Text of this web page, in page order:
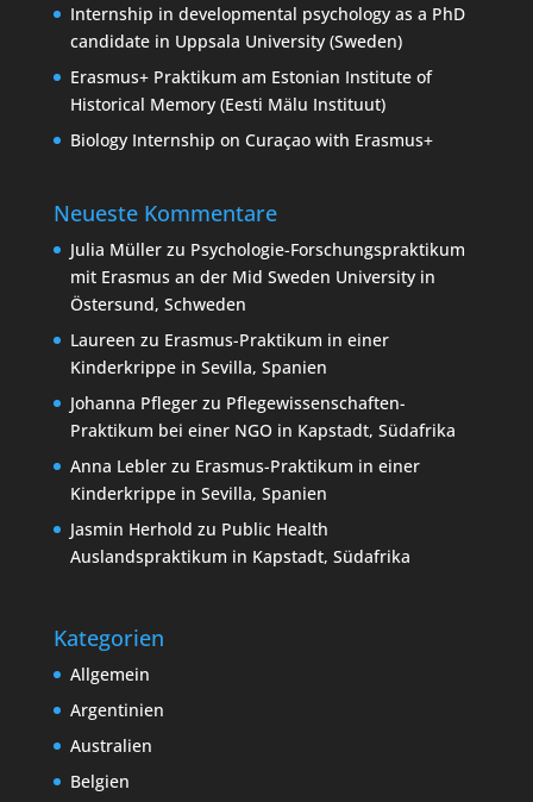
Internship in developmental psychology as a PhD
candidate in Uppsala University (Sweden)
Erasmus+ Praktikum am Estonian Institute of
Historical Memory (Eesti Mälu Instituut)
Biology Internship on Curaçao with Erasmus+
Neueste Kommentare
Julia Müllerzu Psychologie-Forschungspraktikum
mit Erasmus an der Mid Sweden University in
Östersund, Schweden
Laureen zu Erasmus-Praktikum in einer
Kinderkrippe in Sevilla, Spanien
Johanna Pflegerzu Pflegewissenschaften-
Praktikum bei einer NGO in Kapstadt, Südafrika
Anna Leblerzu Erasmus-Praktikum in einer
Kinderkrippe in Sevilla, Spanien
Jasmin Herhold zu Public Health
Auslandspraktikum in Kapstadt, Südafrika
Kategorien
Allgemein
Argentinien
Australien
Belgien